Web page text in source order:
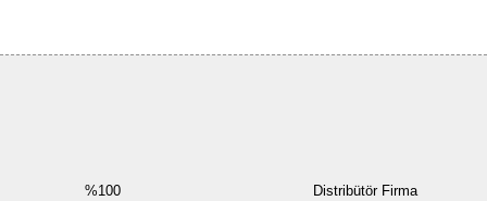
%100
Distribütör Firma